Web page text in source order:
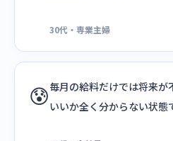
30代・専業主婦
😰毎月の給料だけでは将来が
いいか全く分からない状態